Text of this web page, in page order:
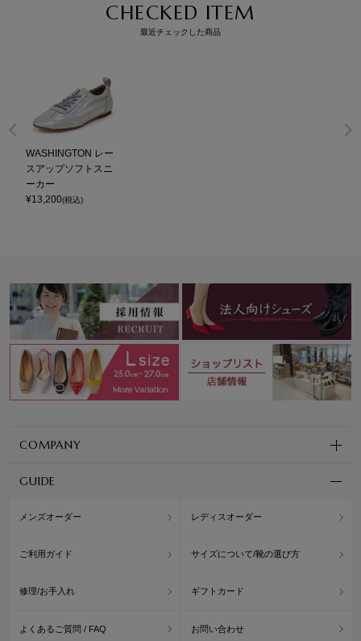
CHECKED ITEM
最近チェックした商品
WASHINGTON レー
スアップソフトスニ
ーカー
¥13,200(税込)
COMPANY
GUIDE
メンズオーダー レディスオーダー
ご利用ガイド サイズについて/靴の選び方
修理/お手入れ ギフトカード
よくあるご質問 / FAQ お問い合わせ